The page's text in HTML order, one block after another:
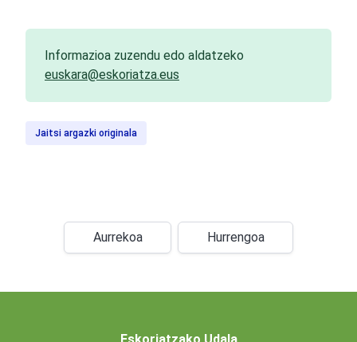
Informazioa zuzendu edo aldatzeko
euskara@eskoriatza.eus
Jaitsi argazki originala
Aurrekoa Hurrengoa
Eskoriatzako Udala